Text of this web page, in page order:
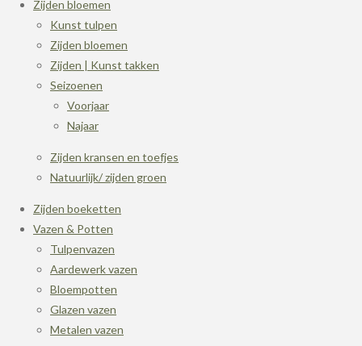
Zijden bloemen
Kunst tulpen
Zijden bloemen
Zijden | Kunst takken
Seizoenen
Voorjaar
Najaar
Zijden kransen en toefjes
Natuurlijk/ zijden groen
Zijden boeketten
Vazen & Potten
Tulpenvazen
Aardewerk vazen
Bloempotten
Glazen vazen
Metalen vazen